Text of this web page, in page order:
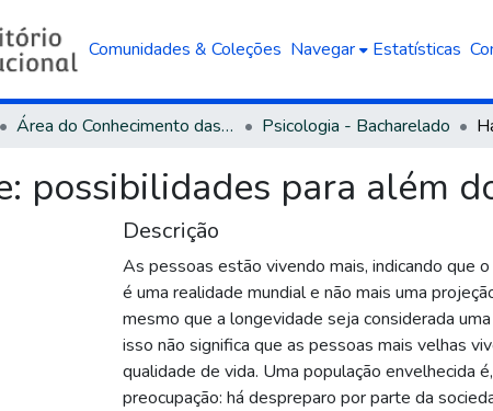
Comunidades & Coleções Navegar Estatísticas
Área do Conhecimento das Ciências Humanas Psicologia - Bacharelado
possibilidades para além
Descrição
As pessoas estão vivendo mais, indicando que
é uma realidade mundial e não mais uma
mesmo que a longevidade seja considerada
isso não significa que as pessoas mais velhas
qualidade de vida. Uma população envelhecida
preocupação: há despreparo por parte da